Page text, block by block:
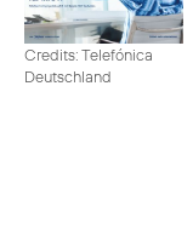
Credits: Telefónica
Deutschland